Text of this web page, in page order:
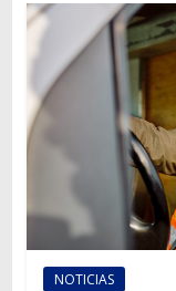
información
del
mundo
del
transporte
NOTICIAS